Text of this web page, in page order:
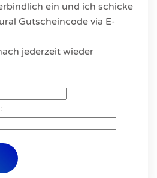
ein und ich schicke
Gutscheincode via E-
jederzeit wieder